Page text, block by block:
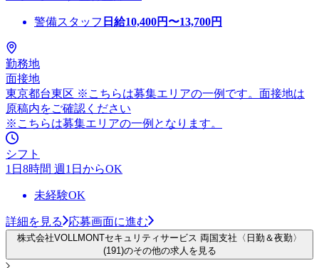
警備スタッフ 日給10,400円〜13,700円
勤務地
面接地
東京都台東区 ※こちらは募集エリアの一例です。面接地は
原稿内をご確認ください
※こちらは募集エリアの一例となります。
シフト
1日8時間 週1日からOK
未経験OK
詳細を見る 応募画面に進む
株式会社VOLLMONTセキュリティサービス 両国支社〈日勤＆夜勤〉
(191)のその他の求人を見る